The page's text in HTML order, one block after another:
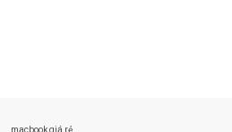
macbook giá rẻ